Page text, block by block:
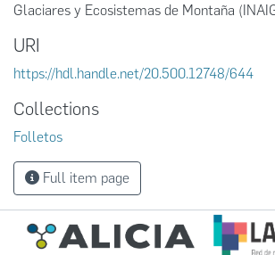
Glaciares y Ecosistemas de Montaña
URI
https://hdl.handle.net/20.500.12748/644
Collections
Folletos
Full item page